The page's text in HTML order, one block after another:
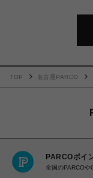
TOP 名古屋PARCO
PARCOポイ
全国のPARCOや